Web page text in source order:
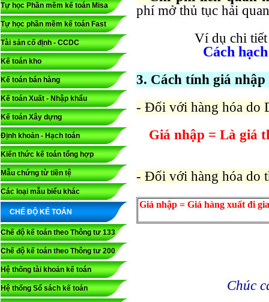
Tự học Phần mềm kế toán Misa
Tự học phần mềm kế toán Fast
Tài sản cố định - CCDC
Kế toán kho
Kế toán bán hàng
Kế toán Xuất - Nhập khẩu
Kế toán Xây dựng
Định khoản - Hạch toán
Kiến thức kế toán tổng hợp
Mẫu chứng từ tiền tệ
Các loại mẫu biểu khác
CHẾ ĐỘ KẾ TOÁN
Chế độ kế toán theo Thông tư 133
Chế độ kế toán theo Thông tư 200
Hệ thống tài khoản kế toán
Hệ thống Sổ sách kế toán
phí mở thủ tục hải
Ví dụ chitiết
Cách
3. Cách tính giá
- Đối với hàng hóa do
Giá nhập = Là giá
- Đối với hàng hóa do
Giá nhập = Giá hàng xuất đi
Chúc